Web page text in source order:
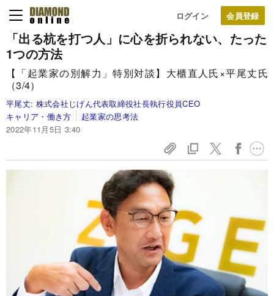
ログイン
「出る杭を打つ人」に心を折られない、たった
1つの方法
【「起業家の別解力」特別対談】大櫃直人氏×平尾丈氏
（3/4）
平尾丈: 株式会社じげん代表取締役社長執行役員CEO
キャリア・働き方
起業家の思考法
2022年11月5日 3:40